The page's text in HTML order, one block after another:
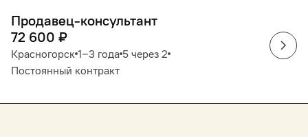
Продавец-консультант
72 600 ₽
Красногорск 1‒3 года 5 через 2
Постоянный контракт